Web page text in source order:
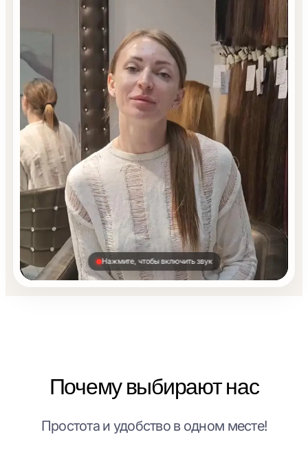
Нажмите, чтобы включить звук
Почему выбирают нас
Простота и удобство в одном месте!